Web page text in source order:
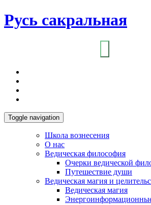
Русь сакральная
Toggle navigation
Школа вознесения
О нас
Ведическая философия
Очерки ведической
Путешествие души
Ведическая магия и
Ведическая магия